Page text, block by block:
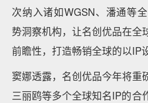
次纳入诸如WGSN、潘通等
势洞察机构，让名创优品在全
前瞻性，打造畅销全球的以IP
窦娜透露，名创优品今年将重
三丽鸥等多个全球知名IP的合